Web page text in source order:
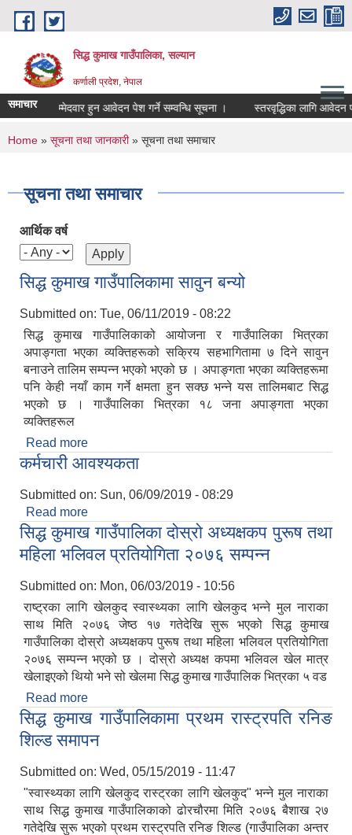
Skip to main content
सिद्ध कुमाख गाउँपालिका, सल्यान
कर्णाली प्रदेश, नेपाल
समाचार
पदमा उम्मेदवार हुन आवेदन पेश गर्ने सम्वन्धि सूचना । स्तरवृद्धिका लागि आवेदन
You are here
Home » सूचना तथा जानकारी» सूचना तथा समाचार
सूचना तथा समाचार
आर्थिक वर्ष
सिद्ध कुमाख गाउँपालिकामा सावुन बन्यो
Submitted on: Tue, 06/11/2019 - 08:22
सिद्ध कुमाख गाउँपालिकाको आयोजना र गाउँपालिका भित्रका
अपाङ्गता भएका व्यक्तिहरूको सक्रिय सहभागितामा ७ दिने सावुन
बनाउने तालिम सम्पन्न भएको भएको छ । अपाङ्गता भएका व्यक्तिहरूमा
पनि केही नयाँ काम गर्ने क्षमता हुन सक्छ भन्ने यस तालिमबाट सिद्ध
भएको छ । गाउँपालिका भित्रका १८ जना अपाङ्गता भएका
व्यक्तिहरूल
Read more
कर्मचारी आवश्यकता
Submitted on: Sun, 06/09/2019 - 08:29
Read more
सिद्ध कुमाख गाउँपालिका दोस्रो अध्यक्षकप पुरूष तथा
महिला भलिवल प्रतियोगिता २०७६ सम्पन्न
Submitted on: Mon, 06/03/2019 - 10:56
राष्ट्रका लागि खेलकुद स्वास्थ्यका लागि खेलकुद भन्ने मुल नाराका
साथ मिति २०७६ जेष्ठ १७ गतेदेखि सुरू भएको सिद्ध कुमाख
गाउँपालिका दोस्रो अध्यक्षकप पुरूष तथा महिला भलिवल प्रतियोगिता
२०७६ सम्पन्न भएको छ । दोस्रो अध्यक्ष कपमा भलिवल खेल मात्र
खेलाइएको थियो भने सो खेलमा सिद्ध कुमाख गाउँपालिक भित्रका ५ वड
Read more
महिला भलिवल प्रतियोगिता २०७६ सम्पन्न
सिद्ध कुमाख गाउँपालिकामा प्रथम रास्ट्रपति रनिङ
शिल्ड समापन
Submitted on: Wed, 05/15/2019 - 11:47
"स्वास्थ्यका लागि खेलकुद रास्ट्रका लागि खेलकुद" भन्ने मुल नाराका
साथ सिद्ध कुमाख गाउँपालिकाको ढोरचौरमा मिति २०७६ बैशाख २७
गतेदेखि सुरू भएको प्रथम रास्ट्रपति रनिङ शिल्ड (गाउँपालिका अन्तर